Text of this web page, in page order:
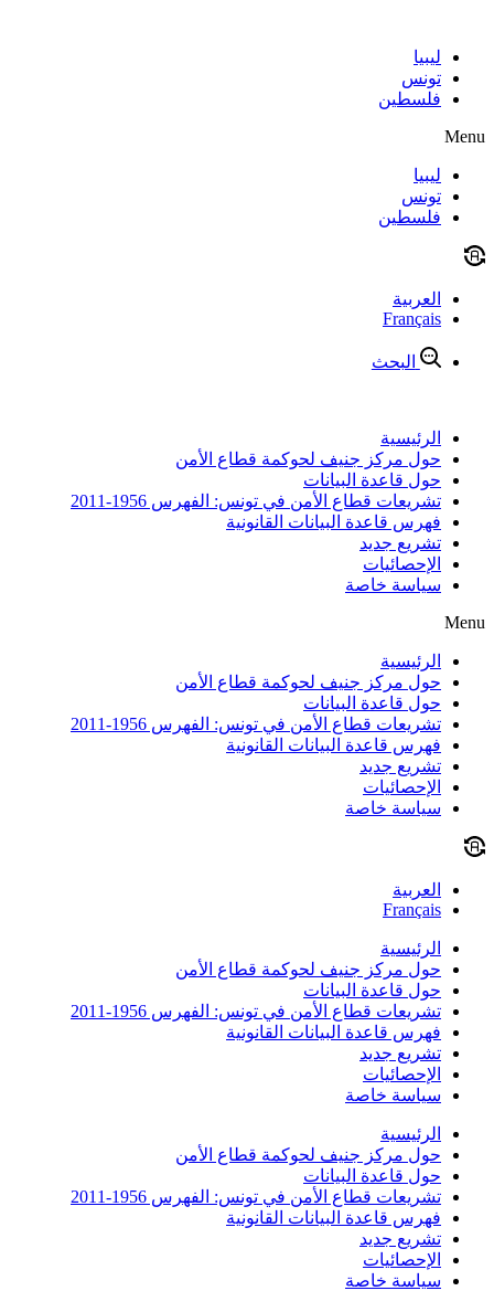
contentليبيا
تونس
فلسطين
Menu
ليبيا
تونس
فلسطين
العربية
Français
البحث
الرئيسية
حول مركز جنيف لحوكمة قطاع الأمن
حول قاعدة البيانات
تشريعات قطاع الأمن في تونس: الفهرس 1956-2011
فهرس قاعدة البيانات القانونية
تشريع جديد
الإحصائيات
سياسة خاصة
Menu
الرئيسية
حول مركز جنيف لحوكمة قطاع الأمن
حول قاعدة البيانات
تشريعات قطاع الأمن في تونس: الفهرس 1956-2011
فهرس قاعدة البيانات القانونية
تشريع جديد
الإحصائيات
سياسة خاصة
العربية
Français
الرئيسية
حول مركز جنيف لحوكمة قطاع الأمن
حول قاعدة البيانات
تشريعات قطاع الأمن في تونس: الفهرس 1956-2011
فهرس قاعدة البيانات القانونية
تشريع جديد
الإحصائيات
سياسة خاصة
الرئيسية
حول مركز جنيف لحوكمة قطاع الأمن
حول قاعدة البيانات
تشريعات قطاع الأمن في تونس: الفهرس 1956-2011
فهرس قاعدة البيانات القانونية
تشريع جديد
الإحصائيات
سياسة خاصة